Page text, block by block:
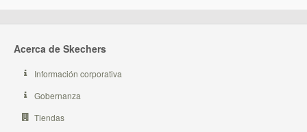
Acerca de Skechers
Información corporativa
Gobernanza
Tiendas